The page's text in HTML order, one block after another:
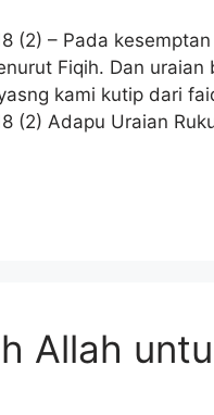
(2) – Pada
Fiqih. Dan uraian
kami kutip dari
(2) Adapu Uraian
Allah